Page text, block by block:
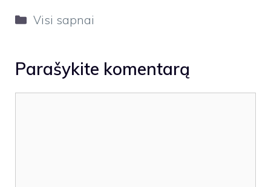
Kategorijos
Visi sapnai
Parašykite komentarą